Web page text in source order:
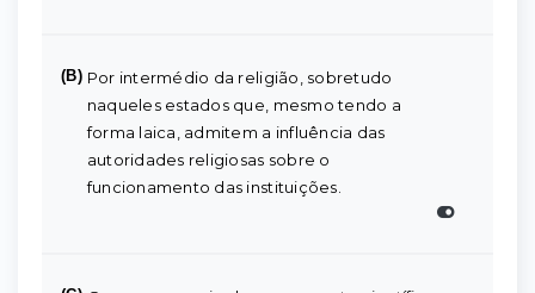
(B) Por intermédio da religião, sobretudo
naqueles estados que, mesmo tendo a
forma laica, admitem a influência das
autoridades religiosas sobre o
funcionamento das instituições.